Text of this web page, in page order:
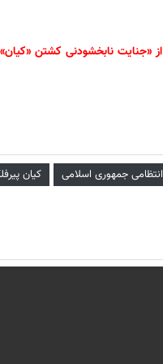
نابخشودنی کشتن «کیان» ۹ ساله»
جمهوری اسلامی کیان